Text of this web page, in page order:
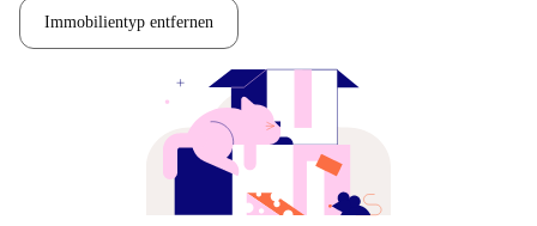
Immobilientyp entfernen